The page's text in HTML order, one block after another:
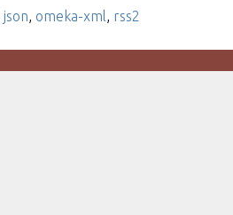
json, omeka-xml, rss2